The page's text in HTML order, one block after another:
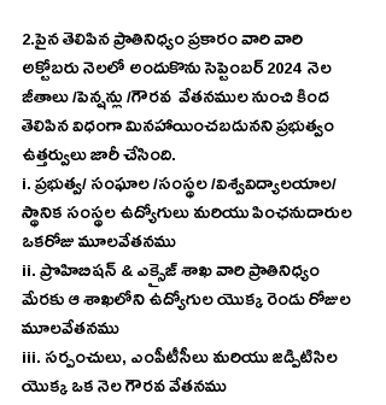
2.పైన తెలిపిన ప్రాతినిధ్యం ప్రకారం వారి వారి
అక్టోబరు నెలలో అందుకొను సెప్టెంబర్ 2024  నెల
జీతాలు /పెన్షన్లు /గౌరవ  వేతనముల నుంచి కింద
తెలిపిన విధంగా మినహాయించబడునని ప్రభుత్వం
ఉత్తర్వులు జారీ చేసింది.
i. ప్రభుత్వ/ సంఘాల /సంస్థల /విశ్వవిద్యాలయాల/
స్థానిక సంస్థల ఉద్యోగులు మరియు పింఛనుదారుల
ఒకరోజు మూలవేతనము
ii. ప్రొహిబిషన్ & ఎక్సైజ్ శాఖ వారి ప్రాతినిధ్యం
మేరకు ఆ శాఖలోని ఉద్యోగుల యొక్క రెండు రోజుల
మూలవేతనము
iii. సర్పంచులు, ఎంపీటీసీలు మరియు జడ్పిటిసిల
యొక్క ఒక నెల గౌరవ వేతనము